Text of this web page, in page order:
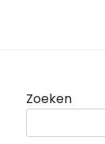
Zoeken